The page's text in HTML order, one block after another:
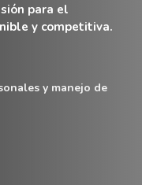
para el
y competitiva.
y manejo de